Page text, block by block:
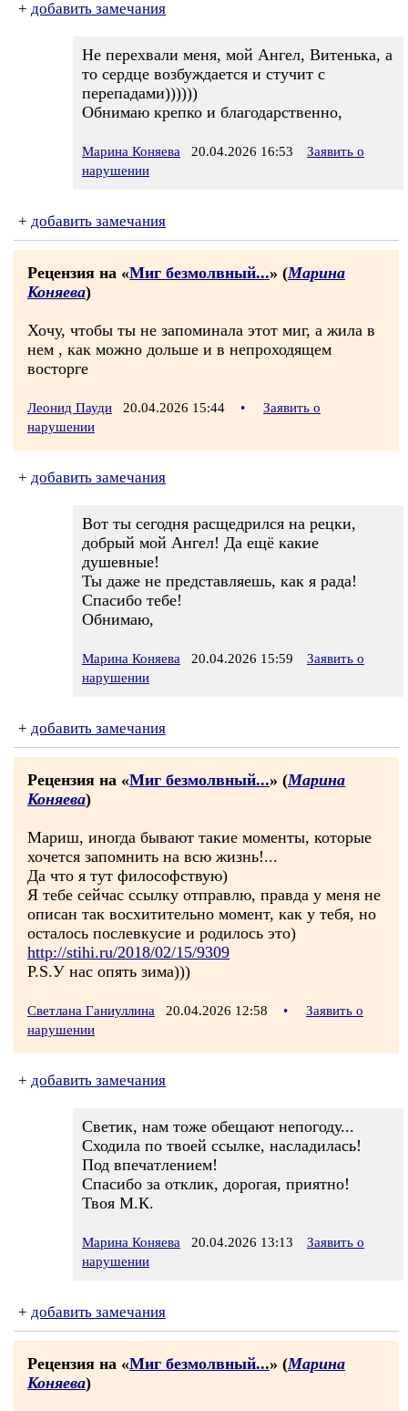
+ добавить замечания
Не перехвали меня, мой Ангел, Витенька, а
то сердце возбуждается и стучит с
перепадами))))))
Обнимаю крепко и благодарственно,
Марина Коняева 20.04.2026 16:53
Заявить о
нарушении
+ добавить замечания
Рецензия на «Миг безмолвный...» (Марина
Коняева)
Хочу, чтобы ты не запоминала этот миг, а жила в
нем , как можно дольше и в непроходящем
восторге
Леонид Пауди 20.04.2026 15:44 •
Заявить о
нарушении
+ добавить замечания
Вот ты сегодня расщедрился на рецки,
добрый мой Ангел! Да ещё какие
душевные!
Ты даже не представляешь, как я рада!
Спасибо тебе!
Обнимаю,
Марина Коняева 20.04.2026 15:59
Заявить о
нарушении
+ добавить замечания
Рецензия на «Миг безмолвный...» (Марина
Коняева)
Мариш, иногда бывают такие моменты, которые
хочется запомнить на всю жизнь!...
Да что я тут философствую)
Я тебе сейчас ссылку отправлю, правда у меня не
описан так восхитительно момент, как у тебя, но
осталось послевкусие и родилось это)
http://stihi.ru/2018/02/15/9309
P.S.У нас опять зима)))
Светлана Ганиуллина 20.04.2026 12:58 •
Заявить о
нарушении
+ добавить замечания
Светик, нам тоже обещают непогоду...
Сходила по твоей ссылке, насладилась!
Под впечатлением!
Спасибо за отклик, дорогая, приятно!
Твоя М.К.
Марина Коняева 20.04.2026 13:13
Заявить о
нарушении
+ добавить замечания
Рецензия на «Миг безмолвный...» (Марина
Коняева)